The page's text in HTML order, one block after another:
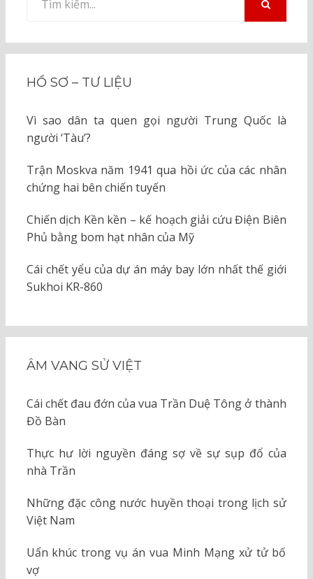
kiếm
HỒ SƠ – TƯ LIỆU
Vì sao dân ta quen gọi người Trung Quốc là
người ‘Tàu’?
Trận Moskva năm 1941 qua hồi ức của các nhân
chứng hai bên chiến tuyến
Chiến dịch Kền kền – kế hoạch giải cứu Điện Biên
Phủ bằng bom hạt nhân của Mỹ
Cái chết yểu của dự án máy bay lớn nhất thế giới
Sukhoi KR-860
ÂM VANG SỬ VIỆT
Cái chết đau đớn của vua Trần Duệ Tông ở thành
Đồ Bàn
Thực hư lời nguyền đáng sợ về sự sụp đổ của
nhà Trần
Những đặc công nước huyền thoại trong lịch sử
Việt Nam
Uẩn khúc trong vụ án vua Minh Mạng xử tử bố
vợ